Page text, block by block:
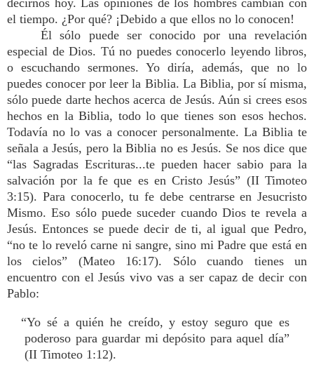
decirnos hoy. Las opiniones de los hombres cambian con
el tiempo. ¿Por qué? ¡Debido a que ellos no lo conocen!
Él sólo puede ser conocido por una revelación
especial de Dios. Tú no puedes conocerlo leyendo libros,
o escuchando sermones. Yo diría, además, que no lo
puedes conocer por leer la Biblia. La Biblia, por sí misma,
sólo puede darte hechos acerca de Jesús. Aún si crees esos
hechos en la Biblia, todo lo que tienes son esos hechos.
Todavía no lo vas a conocer personalmente. La Biblia te
señala a Jesús, pero la Biblia no es Jesús. Se nos dice que
“las Sagradas Escrituras...te pueden hacer sabio para la
salvación por la fe que es en Cristo Jesús” (II Timoteo
3:15). Para conocerlo, tu fe debe centrarse en Jesucristo
Mismo. Eso sólo puede suceder cuando Dios te revela a
Jesús. Entonces se puede decir de ti, al igual que Pedro,
“no te lo reveló carne ni sangre, sino mi Padre que está en
los cielos” (Mateo 16:17). Sólo cuando tienes un
encuentro con el Jesús vivo vas a ser capaz de decir con
Pablo:
“Yo sé a quién he creído, y estoy seguro que es
poderoso para guardar mi depósito para aquel día”
(II Timoteo 1:12).